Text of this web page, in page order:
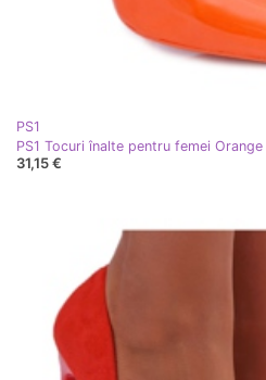
PS1
PS1 Tocuri înalte pentru femei
31,15 €